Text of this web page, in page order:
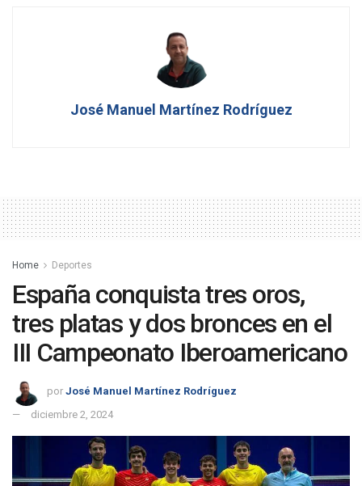
José Manuel Martínez Rodríguez
Home Deportes
España conquista tres oros,
tres platas y dos bronces en el
III Campeonato Iberoamericano
por José Manuel Martínez Rodríguez
diciembre 2, 2024